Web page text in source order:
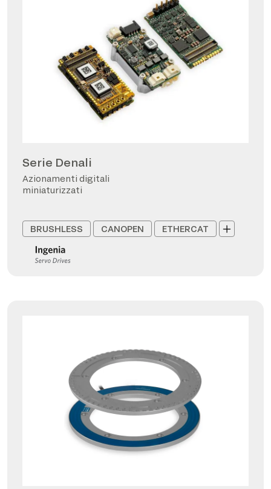
Serie Denali
Azionamenti digitali
miniaturizzati
BRUSHLESS CANOPEN ETHERCAT